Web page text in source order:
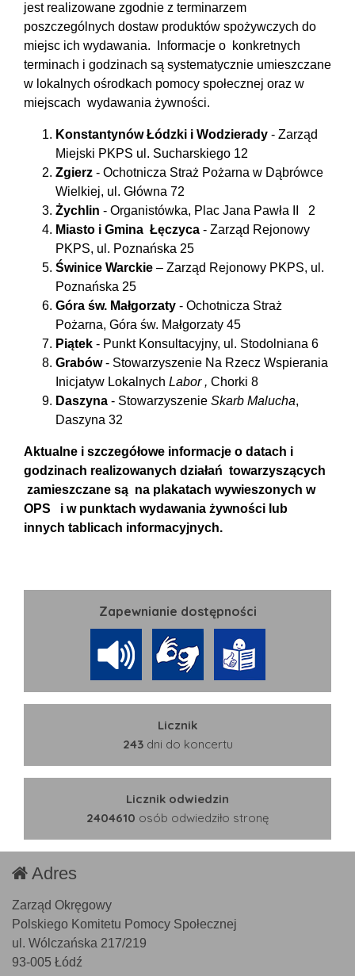
jest realizowane zgodnie z terminarzem
poszczególnych dostaw produktów spożywczych do
miejsc ich wydawania. Informacje o konkretnych
terminach i godzinach są systematycznie umieszczane
w lokalnych ośrodkach pomocy społecznej oraz w
miejscach wydawania żywności.
Konstantynów Łódzki i Wodzierady - Zarząd
Miejski PKPS ul. Sucharskiego 12
Zgierz - Ochotnicza Straż Pożarna w Dąbrówce
Wielkiej, ul. Główna 72
Żychlin - Organistówka, Plac Jana Pawła II 2
Miasto i Gmina Łęczyca - Zarząd Rejonowy
PKPS, ul. Poznańska 25
Świnice Warckie – Zarząd Rejonowy PKPS, ul.
Poznańska 25
Góra św. Małgorzaty - Ochotnicza Straż
Pożarna, Góra św. Małgorzaty 45
Piątek - Punkt Konsultacyjny, ul. Stodolniana 6
Grabów- Stowarzyszenie Na Rzecz Wspierania
Inicjatyw Lokalnych Labor , Chorki 8
Daszyna - Stowarzyszenie Skarb Malucha,
Daszyna 32
Aktualne i szczegółowe informacje o datach i
godzinach realizowanych działań towarzyszących
zamieszczane są na plakatach wywieszonych w
OPS i w punktach wydawania żywności lub
innych tablicach informacyjnych.
Zapewnianie dostępności
Licznik
243dni do koncertu
Licznik odwiedzin
2404610 osób odwiedziło stronę
Adres
Zarząd Okręgowy
Polskiego Komitetu Pomocy Społecznej
ul. Wólczańska 217/219
93-005 Łódź